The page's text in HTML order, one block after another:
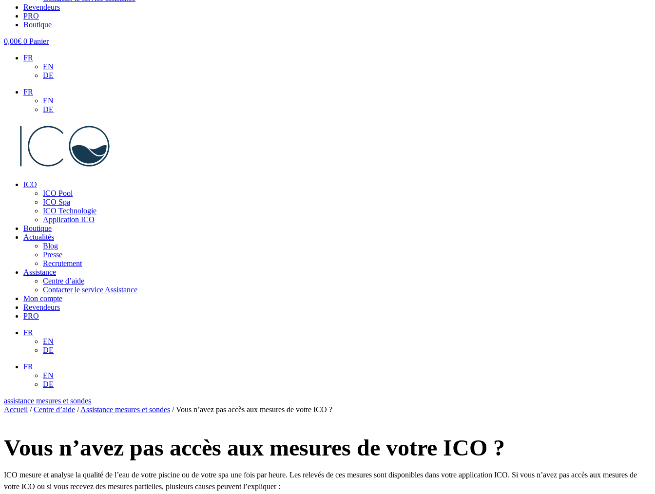
Revendeurs
PRO
Boutique
0,00€ 0 Panier
FR
EN
DE
FR
EN
DE
ICO
ICO Pool
ICO Spa
ICO Technologie
Application ICO
Boutique
Actualités
Blog
Presse
Recrutement
Assistance
Centre d’aide
Contacter le service Assistance
Mon compte
Revendeurs
PRO
FR
EN
DE
FR
EN
DE
assistance mesures et sondes
Accueil /Centre d’aide /Assistance mesures et sondes /Vous n’avez pas accès aux mesures de votre ICO ?
Vous n’avez pas accès aux mesures de votre ICO ?
ICO mesure et analyse la qualité de l’eau de votre piscine ou de votre spa une fois par heure. Les relevés de ces mesures sont disponibles dans votre application ICO. Si vous n’avez pas accès aux mesures de
votre ICO ou si vous recevez des mesures partielles, plusieurs causes peuvent l’expliquer :